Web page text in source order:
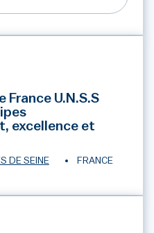
France U.N.S.S
excellence et
DE SEINE FRANCE